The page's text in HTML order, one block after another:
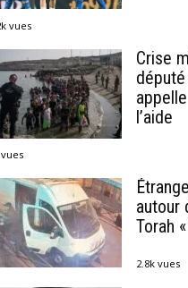
vues
Crise
l’aide
autour
Torah
2.8k vues